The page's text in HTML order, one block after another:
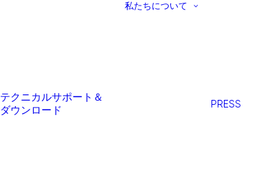
テクニカルサポート＆
ダウンロード
私たちについて
PRESS